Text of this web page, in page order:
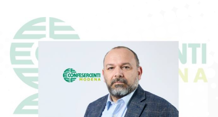
CATEGORIE SINDACALI
SERVIZI
GIOVEDÌ GASTRONOMICI
COMUNICATI E NEWS